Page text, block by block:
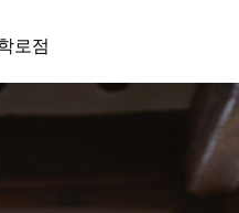
로점